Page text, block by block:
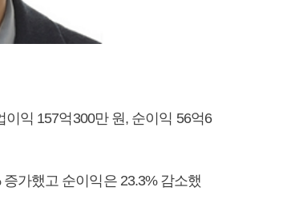
익 157억300만 원, 순이익 56억6
가했고 순이익은 23.3% 감소했